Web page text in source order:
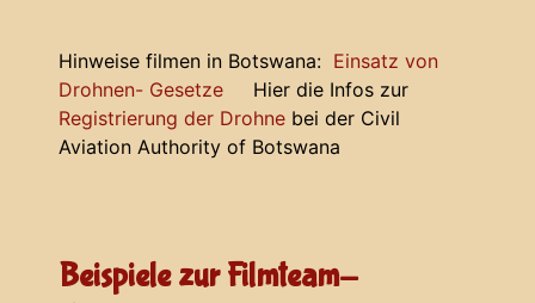
Hinweise filmen in Botswana: Einsatz von
Drohnen- Gesetze Hier die Infos zur
Registrierung der Drohne bei der Civil
Aviation Authority of Botswana
Beispiele zur Filmteam-